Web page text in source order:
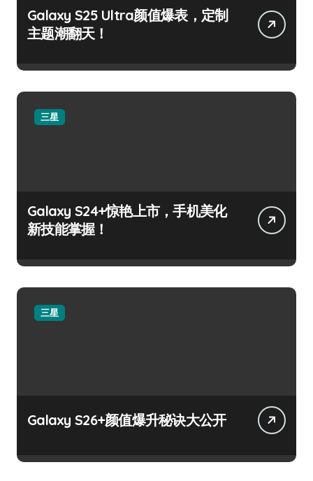
Galaxy S25 Ultra颜值爆表，定制
主题潮翻天！
三星
Galaxy S24+惊艳上市，手机美化
新技能掌握！
三星
Galaxy S26+颜值爆升秘诀大公开